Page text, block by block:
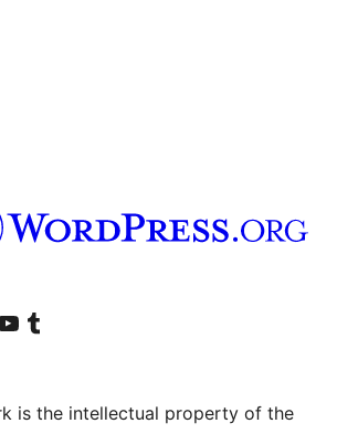
na LinkedIn
TikToka
nasz kanał YouTube
Odwiedź naszego Tumblra
is the intellectual property of the